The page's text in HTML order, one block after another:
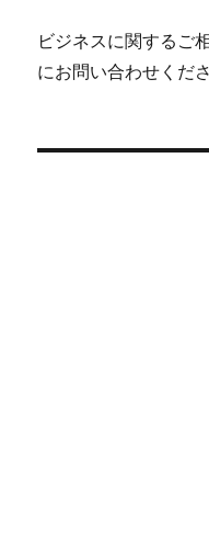
ビジネスに関するご
にお問い合わせくださ